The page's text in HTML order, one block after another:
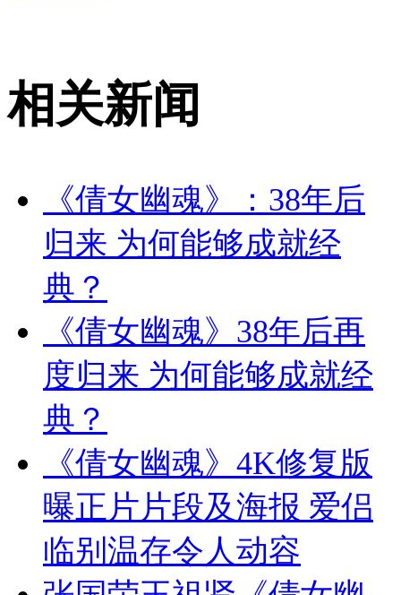
相关新闻
《倩女幽魂》：38年后
归来 为何能够成就经
典？
《倩女幽魂》38年后再
度归来 为何能够成就经
典？
《倩女幽魂》4K修复版
曝正片片段及海报 爱侣
临别温存令人动容